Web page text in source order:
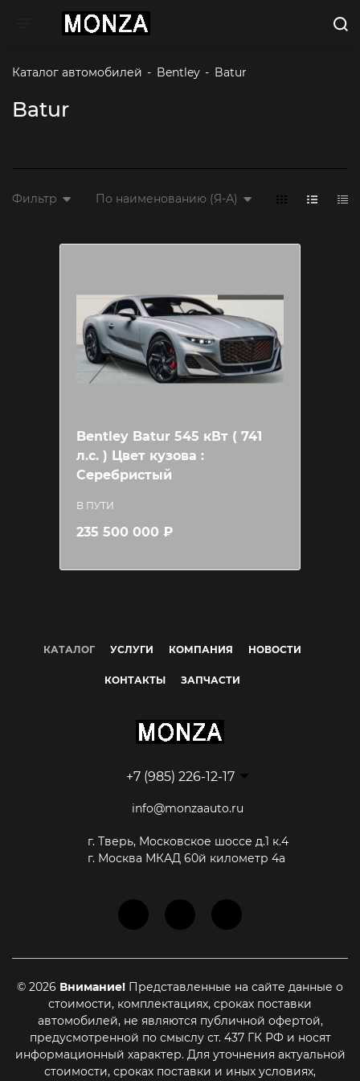
Toggle navigation
Каталог автомобилей - Bentley - Batur
Batur
Фильтр По наименованию (Я-А)
Bentley Batur 545 кВт ( 741
л.c. ) Цвет кузова :
Серебристый
В ПУТИ
235 500 000 ₽
КАТАЛОГ УСЛУГИ КОМПАНИЯ НОВОСТИ
КОНТАКТЫ ЗАПЧАСТИ
+7 (985) 226-12-17
info@monzaauto.ru
г. Тверь, Московское шоссе д.1 к.4
г. Москва МКАД 60й километр 4а
© 2026 Внимание! Представленные на сайте данные о
стоимости, комплектациях, сроках поставки
автомобилей, не являются публичной офертой,
предусмотренной по смыслу ст. 437 ГК РФ и носят
информационный характер. Для уточнения актуальной
стоимости, сроках поставки и иных условиях,